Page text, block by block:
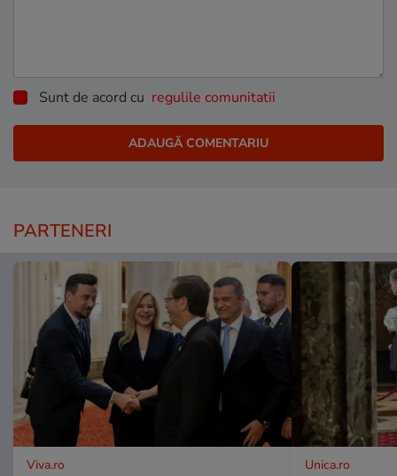
Sunt de acord cu regulile comunitatii
PARTENERI
Viva.ro Unica.ro